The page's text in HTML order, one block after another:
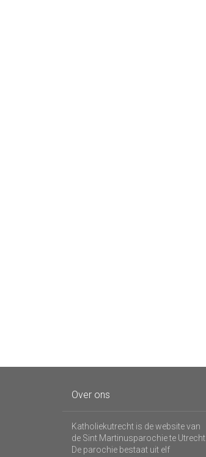
Over ons
Katholiekutrecht is de website van
de Sint Martinusparochie te Utrecht.
De parochie bestaat uit elf